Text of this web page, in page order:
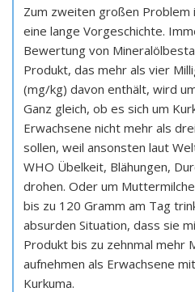
Zum zweiten großen
eine lange Vorgeschichte.
Bewertung von
Produkt, das mehr als vier
(mg/kg) davon enthält, wird
Ganz gleich, ob es sich um
Erwachsene nicht mehr als
sollen, weil ansonsten laut
WHO Übelkeit, Blähungen,
drohen. Oder um
bis zu 120 Gramm am Tag
absurden Situation, dass sie
Produkt bis zu zehnmal mehr
aufnehmen als Erwachsene
Kurkuma.